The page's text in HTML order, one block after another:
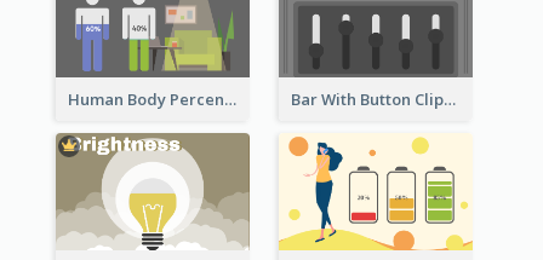
Human Body Percentage Comparison Bar With Button Clipart